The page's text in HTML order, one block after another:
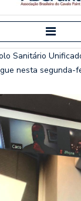
Sanitário
nesta segunda-